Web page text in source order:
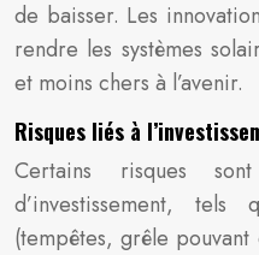
de baisser. Les
rendre les systèmes
et moins chers à l’avenir.
Risques liés à
Certains risques
d’investissement,
(tempêtes, grêle